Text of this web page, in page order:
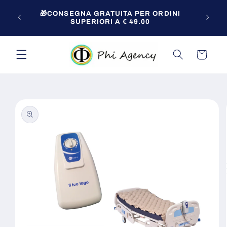
direttamente
ai contenuti
🎁CONSEGNA GRATUITA PER ORDINI
SUPERIORI A € 49.00
Carrello
informazioni
sul prodotto